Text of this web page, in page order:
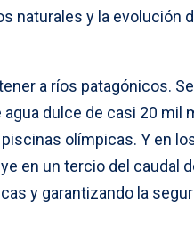
naturales y la evolución
a ríos patagónicos.
dulce de casi 20 mil
olímpicas. Y en
en un tercio del caudal
y garantizando la